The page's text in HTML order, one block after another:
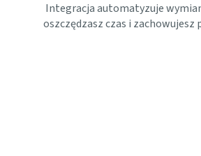
Integracja automatyzuje
oszczędzasz czas i